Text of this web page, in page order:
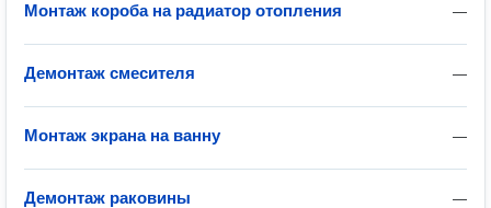
—
Монтаж короба на радиатор отопления
—
Демонтаж смесителя
—
Монтаж экрана на ванну
—
Демонтаж раковины